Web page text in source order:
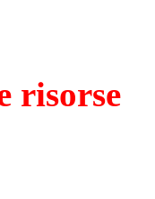
risorse